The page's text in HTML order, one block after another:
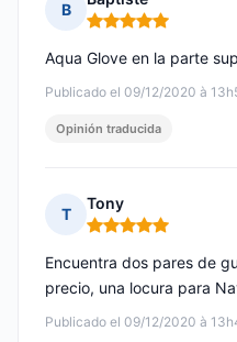
B
Nota: 5 de 5
Publicado el 09/12/2020 à
Aqua Glove en la parte
Opinión traducida
T
Tony
Nota: 5 de 5
Publicado el 09/12/2020 à
Encuentra dos pares de
precio, una locura para